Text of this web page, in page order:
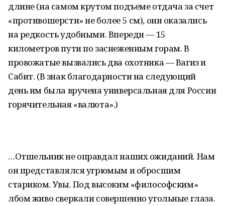
длине (на самом крутом подъеме отдача за счет
«противошерсти» не более 5 см), они оказались
на редкость удобными. Впереди — 15
километров пути по заснеженным горам. В
провожатые вызвались два охотника — Вагиз и
Сабит. (В знак благодарности на следующий
день им была вручена универсальная для России
горячительная «валюта».)
…Отшельник не оправдал наших ожиданий. Нам
он представлялся угрюмым и обросшим
стариком. Увы. Под высоким «философским»
лбом живо сверкали совершенно угольные глаза.